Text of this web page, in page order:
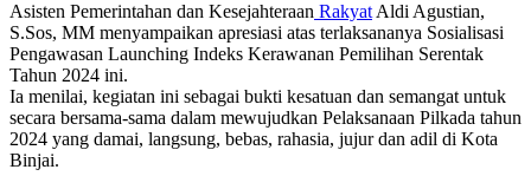
Asisten Pemerintahan dan Kesejahteraan Rakyat Aldi Agustian,
S.Sos, MM menyampaikan apresiasi atas terlaksananya Sosialisasi
Pengawasan Launching Indeks Kerawanan Pemilihan Serentak
Tahun 2024 ini.
Ia menilai, kegiatan ini sebagai bukti kesatuan dan semangat untuk
secara bersama-sama dalam mewujudkan Pelaksanaan Pilkada tahun
2024 yang damai, langsung, bebas, rahasia, jujur dan adil di Kota
Binjai.